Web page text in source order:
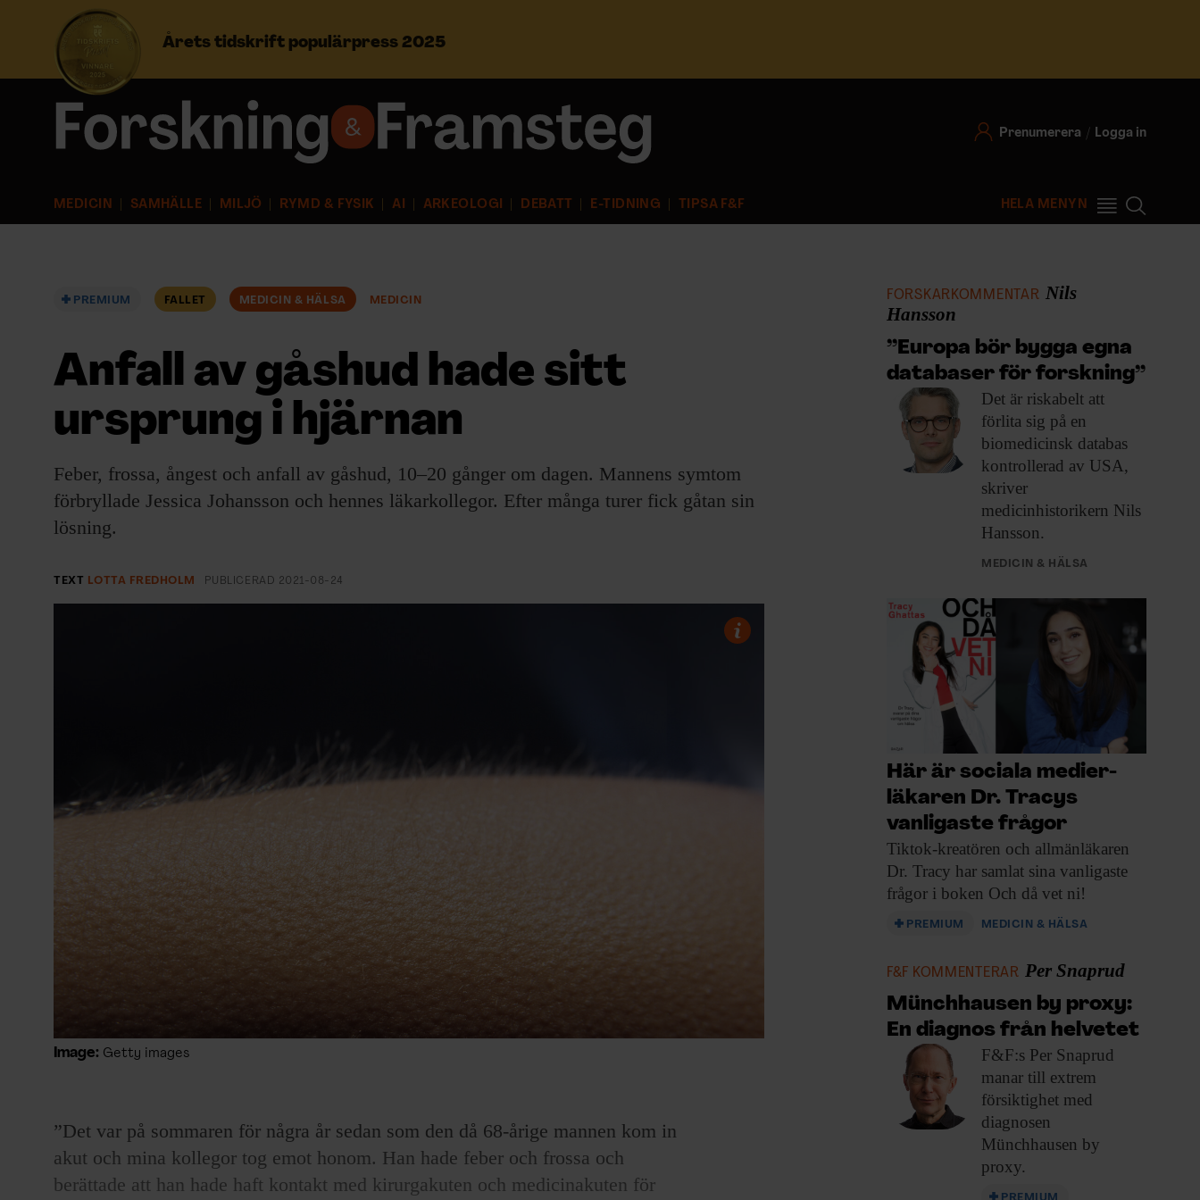
Årets tidskrift populärpress 2025
Prenumerera Logga in
MEDICIN SAMHÄLLE MILJÖ RYMD & FYSIK AI ARKEOLOGI DEBATT E-TIDNING TIPSA F&F HELA MENYN
r
Prenumerera
NYHETSBREV
ARKIV & E-TIDNING
LYSSNA/PODD
EVENEMANG & RESOR
SHOP
KONTAKTA F&F
PRENUMERERA PÅ F&F
PREMIUM FALLET MEDICIN & HÄLSA MEDICIN
Anfall av gåshud hade sitt
ursprung i hjärnan
Feber, frossa, ångest och anfall av gåshud, 10–20 gånger om dagen. Mannens symtom
förbryllade Jessica Johansson och hennes läkarkollegor. Efter många turer fick gåtan sin
lösning.
TEXT LOTTA FREDHOLM PUBLICERAD 2021-08-24
Image: Getty images
”Det var på sommaren för några år sedan som den då 68-årige mannen kom in
akut och mina kollegor tog emot honom. Han hade feber och frossa och
berättade att han hade haft kontakt med kirurgakuten och medicinakuten för
FORSKARKOMMENTAR Nils
Hansson
”Europa bör bygga egna
databaser för forskning”
Det är riskabelt att
förlita sig på en
biomedicinsk databas
kontrollerad av USA,
skriver
medicinhistorikern Nils
Hansson.
MEDICIN & HÄLSA
Här är sociala medier-
läkaren Dr. Tracys
vanligaste frågor
Tiktok-kreatören och allmänläkaren
Dr. Tracy har samlat sina vanligaste
frågor i boken Och då vet ni!
PREMIUM MEDICIN & HÄLSA
F&F KOMMENTERAR Per Snaprud
Münchhausen by proxy:
En diagnos från helvetet
F&F:s Per Snaprud
manar till extrem
försiktighet med
diagnosen
Münchhausen by
proxy.